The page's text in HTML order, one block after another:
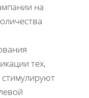
на
тех,